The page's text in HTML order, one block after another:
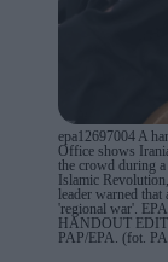
epa12697004 A
Office shows
the crowd during
Islamic
leader warned
'regional war'.
HANDOUT
PAP/EPA. (fot.